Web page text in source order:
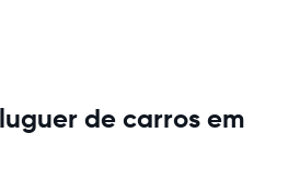
de carros em